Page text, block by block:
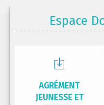
Espace
AGRÉMENT
JEUNESSE ET